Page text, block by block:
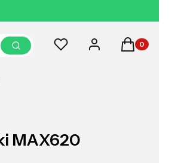
Szukaj
Ulubione Zaloguj sięProdukty w
Koszyk
MAX620